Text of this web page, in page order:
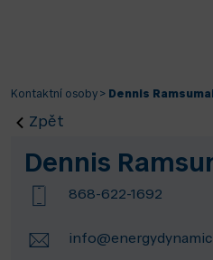
Kontaktní osoby > Dennis
Zpět
Dennis
868-622-1692